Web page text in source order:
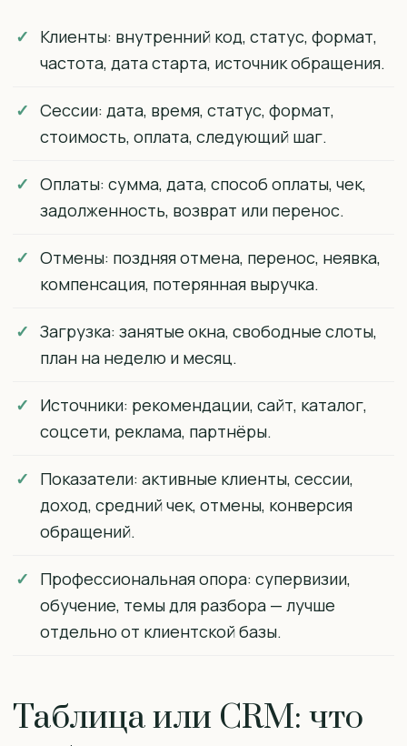
Клиенты: внутренний код, статус, формат,
частота, дата старта, источник обращения.
Сессии: дата, время, статус, формат,
стоимость, оплата, следующий шаг.
Оплаты: сумма, дата, способ оплаты, чек,
задолженность, возврат или перенос.
Отмены: поздняя отмена, перенос, неявка,
компенсация, потерянная выручка.
Загрузка: занятые окна, свободные слоты,
план на неделю и месяц.
Источники: рекомендации, сайт, каталог,
соцсети, реклама, партнёры.
Показатели: активные клиенты, сессии,
доход, средний чек, отмены, конверсия
обращений.
Профессиональная опора: супервизии,
обучение, темы для разбора — лучше
отдельно от клиентской базы.
Таблица или CRM: что